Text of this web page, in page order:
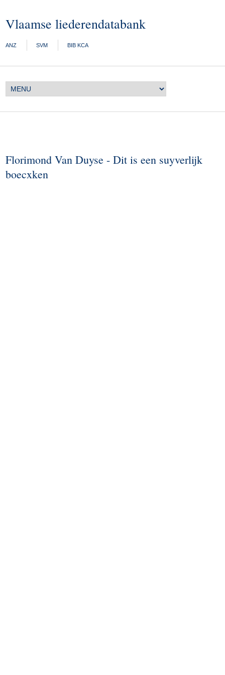
Vlaamse liederendatabank
ANZ SVM BIB KCA
Florimond Van Duyse - Dit is een suyverlijk
boecxken